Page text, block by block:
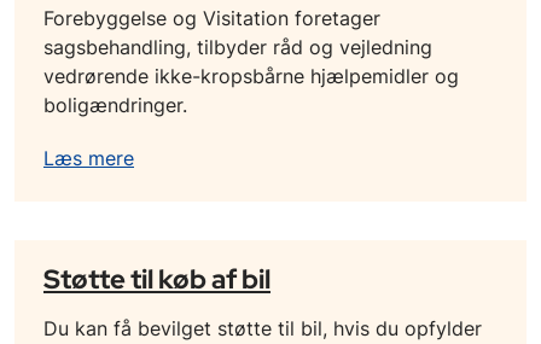
Forebyggelse og Visitation foretager
sagsbehandling, tilbyder råd og vejledning
vedrørende ikke-kropsbårne hjælpemidler og
boligændringer.
Læs mere
Støtte til køb af bil
Du kan få bevilget støtte til bil, hvis du opfylder